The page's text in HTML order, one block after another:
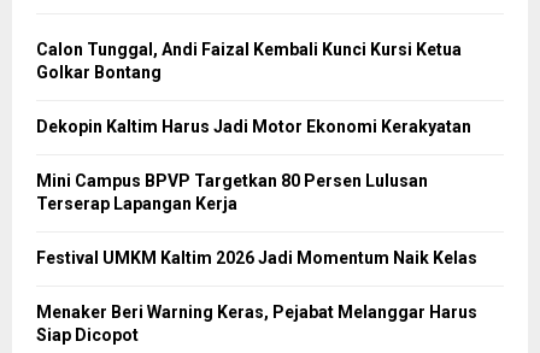
Calon Tunggal, Andi Faizal Kembali Kunci Kursi Ketua
Golkar Bontang
Dekopin Kaltim Harus Jadi Motor Ekonomi Kerakyatan
Mini Campus BPVP Targetkan 80 Persen Lulusan
Terserap Lapangan Kerja
Festival UMKM Kaltim 2026 Jadi Momentum Naik Kelas
Menaker Beri Warning Keras, Pejabat Melanggar Harus
Siap Dicopot